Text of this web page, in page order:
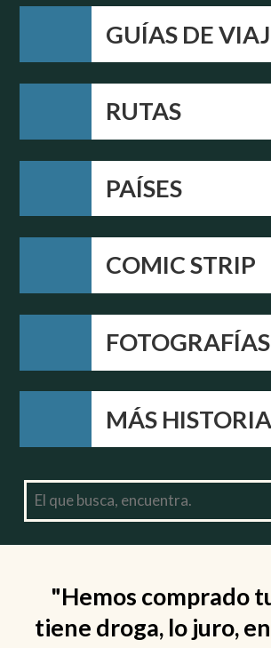
GUÍAS DE
RUTAS
PAÍSES
COMIC STRIP
FOTOGRAFÍAS
MÁS
"Hemos comprado
tiene droga, lo juro,